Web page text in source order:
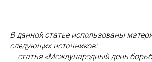
В данной статье использованы
следующих источников:
— статья «Международный день